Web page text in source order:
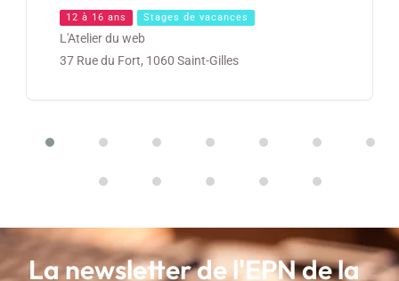
12 à 16 ans Stages de vacances
L'Atelier du web
37 Rue du Fort, 1060 Saint-Gilles
La newsletter de l'EPN de la